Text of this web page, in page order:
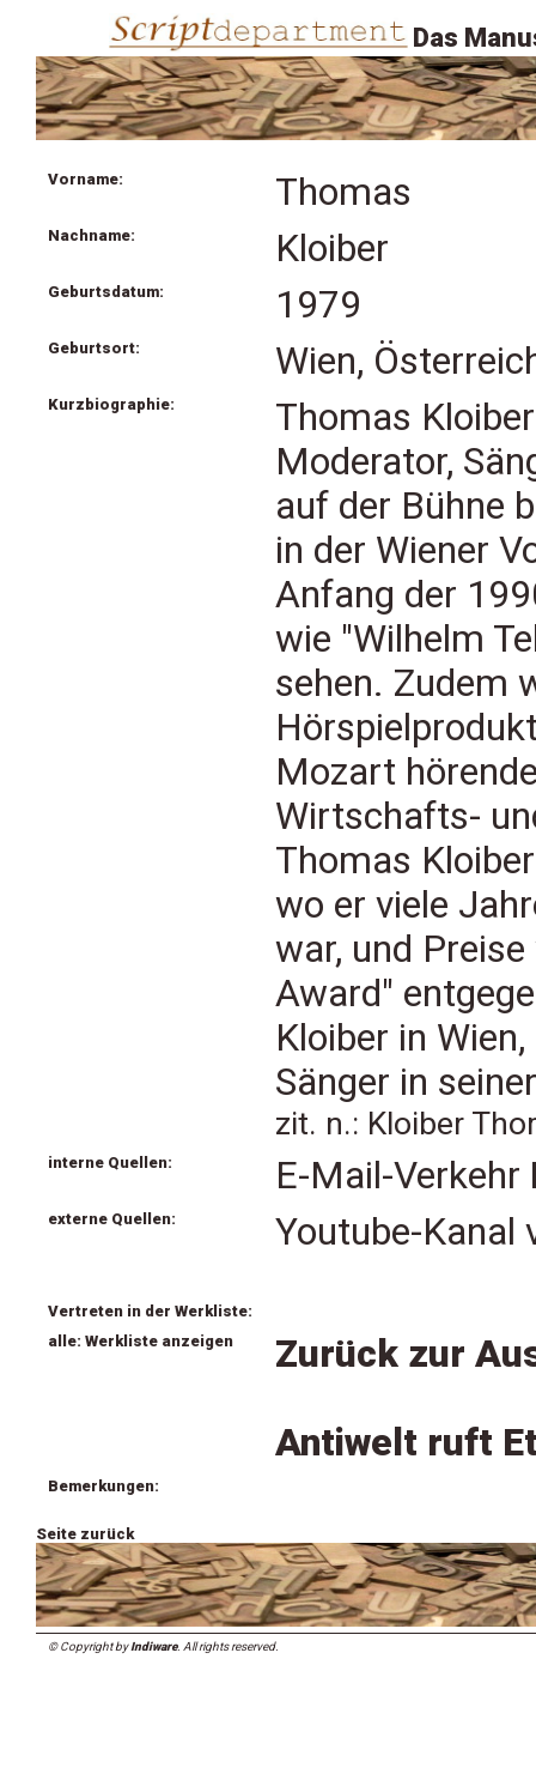
Das
Vorname: Thomas
Nachname: Kloiber
Geburtsdatum: 1979
Geburtsort: Wien,
Kurzbiographie:
Thomas
Moderator,
auf der Bühne
in der Wiener
Anfang der
wie "Wilhelm
sehen. Zudem
Mozart
Wirtschafts-
Thomas
wo er viele
war, und
Award"
Kloiber in
Sänger in
zit. n.: Kloiber
interne Quellen: E-Mail-Verkehr
externe Quellen: Youtube-Kanal
Vertreten in der Werkliste:
alle: Werkliste anzeigen
Zurück zur
Antiwelt ruft
Bemerkungen:
Seite zurück
© Copyright byIndiware. All rights reserved.